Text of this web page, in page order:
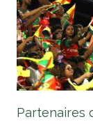
Partenaires